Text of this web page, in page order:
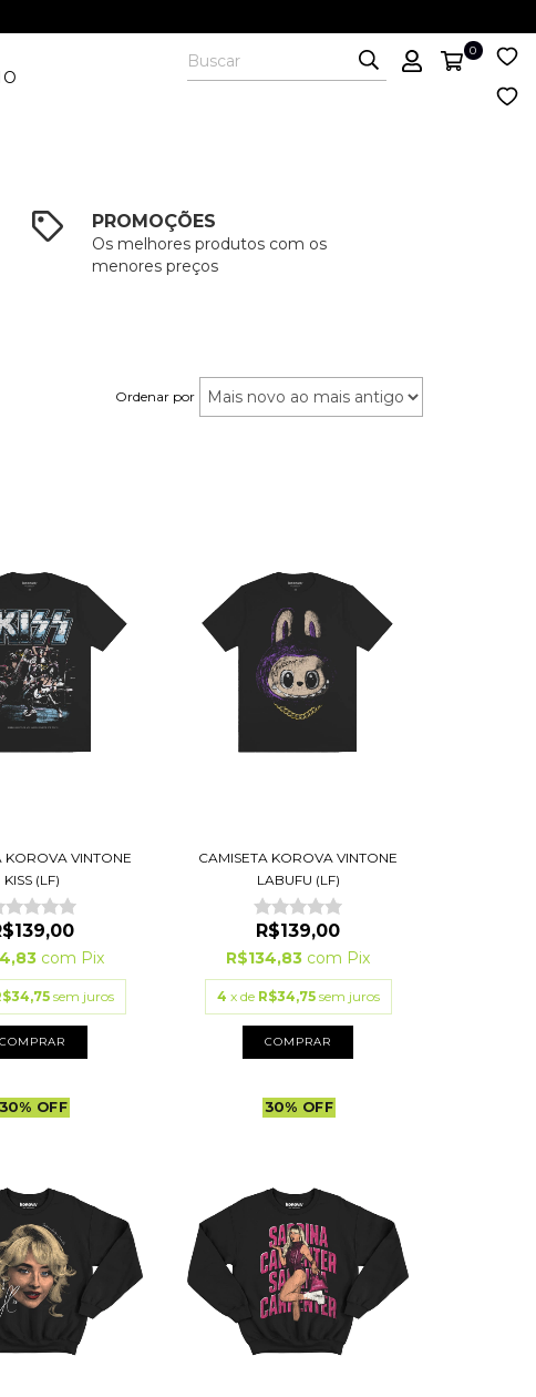
0
PROMOÇÕES
Os melhores produtos com os
menores preços
Ordenar por
KOROVA VINTONE
KISS (LF)
com Pix
sem juros
COMPRAR
CAMISETA KOROVA VINTONE
LABUFU (LF)
R$139,00
R$134,83 com Pix
4 x de R$34,75 sem juros
COMPRAR
30% OFF 30% OFF